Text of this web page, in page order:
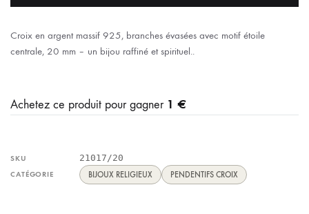
Croix en argent massif 925, branches évasées avec motif étoile
centrale, 20 mm – un bijou raffiné et spirituel..
Achetez ce produit pour gagner 1 €
SKU 21017/20
CATÉGORIE BIJOUX RELIGIEUX PENDENTIFS CROIX